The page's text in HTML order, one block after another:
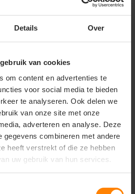
Details Over
van cookies
om content en advertenties te
voor social media te bieden
te analyseren. Ook delen we
van onze site met onze
adverteren en analyse. Deze
gegevens combineren met andere
heeft verstrekt of die ze hebben
uw gebruik van hun services.
Texowear B.V. /
hydrowear
Ursum RWS